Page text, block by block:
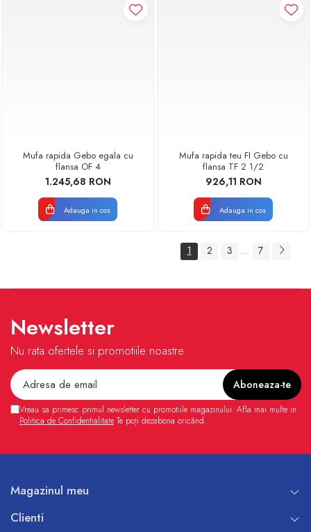
Mufa rapida Gebo egala cu
flansa OF 4
1.245,68 RON
Adauga in cos
Mufa rapida teu FI Gebo cu
flansa TF 2 1/2
926,11 RON
Adauga in cos
1 2 3 ... 7
Newsletter
Nu rata ofertele si promotiile noastre
Vreau sa primesc primul newsletter cu promotiile magazinului. Afla mai multe in
Politica de Confidentialitate Te poți dezabona oricând.
Magazinul meu
Clienti